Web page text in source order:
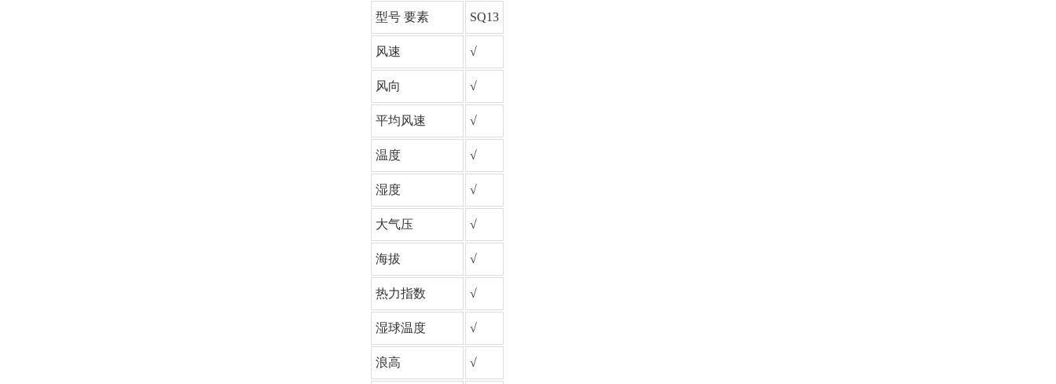
型号 要素 SQ13
风速 √
风向 √
平均风速 √
温度 √
湿度 √
大气压 √
海拔 √
热力指数 √
湿球温度 √
浪高 √